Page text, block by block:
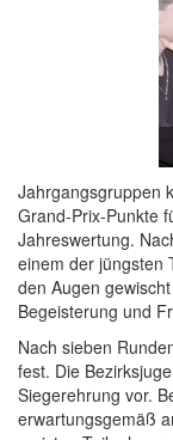
Jahrgangsgruppen
Grand-Prix-Punkte
Jahreswertung.
einem der jüngsten
den Augen
Begeisterung und
Nach sieben
fest. Die
Siegerehrung vor.
erwartungsgemäß